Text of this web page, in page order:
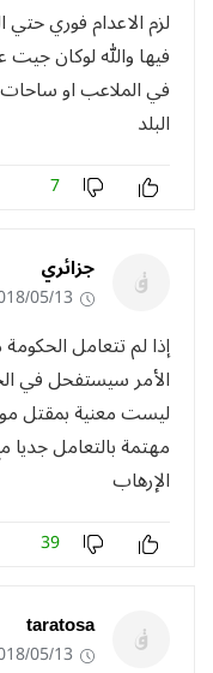
لزم الاعدام فوري
فيها والله لوكان
في الملاعب او
البلد
7
جزائري
05/13 - 21:11
إذا لم تتعامل
الأمر سيستفحل في
ليست معنية بمقتل
مهتمة بالتعامل
الإرهاب
39
taratosa
05/13 - 19:12